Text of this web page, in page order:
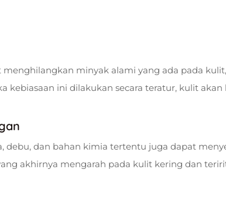
menghilangkan minyak alami yang ada pada
kebiasaan ini dilakukan secara teratur, kulit
debu, dan bahan kimia tertentu juga dapat
akhirnya mengarah pada kulit kering dan